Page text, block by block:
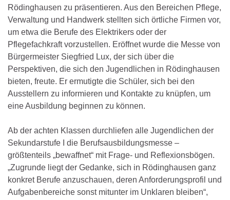
Rödinghausen zu präsentieren. Aus den Bereichen Pflege,
Verwaltung und Handwerk stellten sich örtliche Firmen vor,
um etwa die Berufe des Elektrikers oder der
Pflegefachkraft vorzustellen. Eröffnet wurde die Messe von
Bürgermeister Siegfried Lux, der sich über die
Perspektiven, die sich den Jugendlichen in Rödinghausen
bieten, freute. Er ermutigte die Schüler, sich bei den
Ausstellern zu informieren und Kontakte zu knüpfen, um
eine Ausbildung beginnen zu können.
Ab der achten Klassen durchliefen alle Jugendlichen der
Sekundarstufe I die Berufsausbildungsmesse –
größtenteils „bewaffnet“ mit Frage- und Reflexionsbögen.
„Zugrunde liegt der Gedanke, sich in Rödinghausen ganz
konkret Berufe anzuschauen, deren Anforderungsprofil und
Aufgabenbereiche sonst mitunter im Unklaren bleiben“,